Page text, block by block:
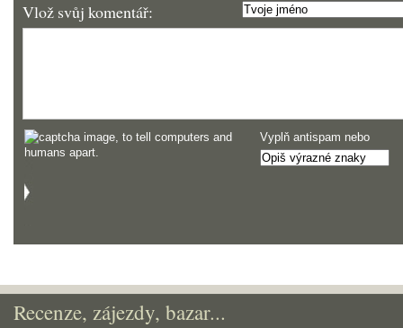
Vlož svůj komentář:
Vyplň antispam nebo
Recenze, zájezdy, bazar...